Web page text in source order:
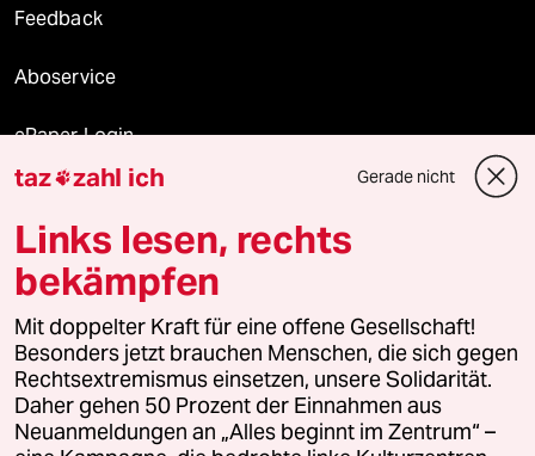
Feedback
Aboservice
ePaper Login
Downloads für Abonnierende
© 2026 taz Verlags und Vertriebs GmbH
Alle Rechte vorbehalten. Bei rechtlichen Fragen oder für Genehmigungen
wenden Sie sich bitte an
lizenzen@taz.de
Feedback Redaktionsstatut Kommune-Richtlinien
taz zahl ich Gerade nicht
Links lesen, rechts
bekämpfen
Mit doppelter Kraft für eine offene Gesellschaft!
Besonders jetzt brauchen Menschen, die sich gegen
Rechtsextremismus einsetzen, unsere Solidarität.
Daher gehen 50 Prozent der Einnahmen aus
Neuanmeldungen an „Alles beginnt im Zentrum“ –